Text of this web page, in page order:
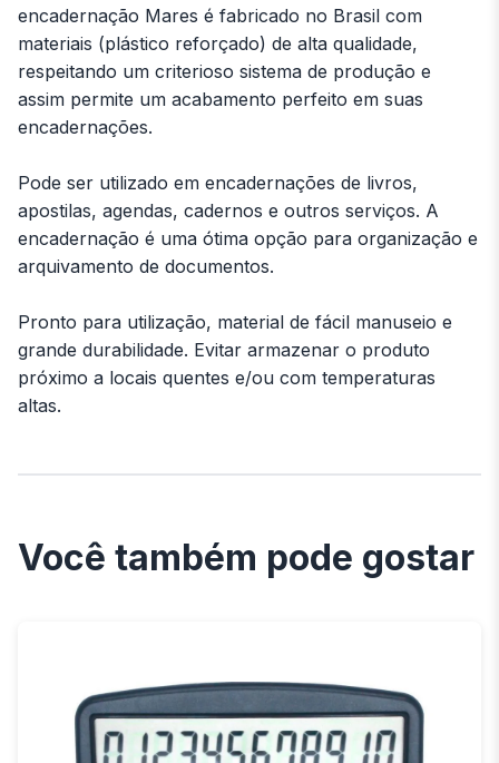
encadernação Mares é fabricado no Brasil com
materiais (plástico reforçado) de alta qualidade,
respeitando um criterioso sistema de produção e
assim permite um acabamento perfeito em suas
encadernações.
Pode ser utilizado em encadernações de livros,
apostilas, agendas, cadernos e outros serviços. A
encadernação é uma ótima opção para organização e
arquivamento de documentos.
Pronto para utilização, material de fácil manuseio e
grande durabilidade. Evitar armazenar o produto
próximo a locais quentes e/ou com temperaturas
altas.
Você também pode gostar